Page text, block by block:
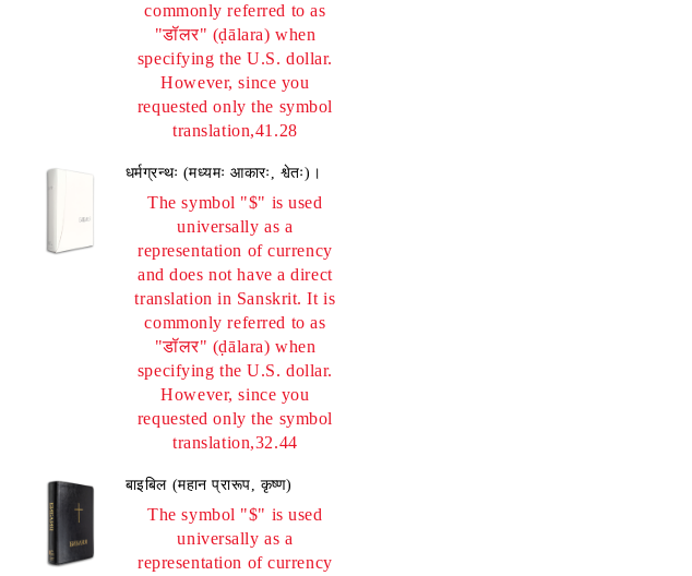
commonly referred to as
"डॉलर" (ḍālara) when
specifying the U.S. dollar.
However, since you
requested only the symbol
translation,41.28
धर्मग्रन्थः (मध्यमः आकारः, श्वेतः)।
The symbol "$" is used
universally as a
representation of currency
and does not have a direct
translation in Sanskrit. It is
commonly referred to as
"डॉलर" (ḍālara) when
specifying the U.S. dollar.
However, since you
requested only the symbol
translation,32.44
बाइबिल (महान प्रारूप, कृष्ण)
The symbol "$" is used
universally as a
representation of currency